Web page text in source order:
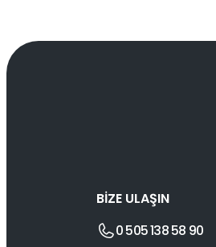
BİZE ULAŞIN
0 505 138 58 90